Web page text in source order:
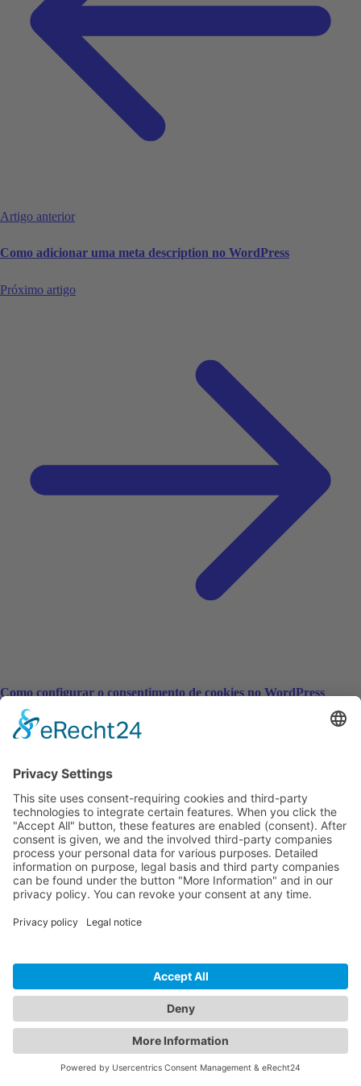
Artigo anterior
Como adicionar uma meta description no WordPress
Próximo artigo
Como configurar o consentimento de cookies no WordPress
(GDPR)